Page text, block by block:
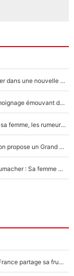
F1 - Alpine signe un accord «impensable» et va entrer dans une nouvelle dimension : Grande nouvelle pour Pierre Gasly !
F1 : « Je lui ai fait un câlin, puis j’ai dû partir...», le témoignage émouvant de Max Verstappen sur sa fille
F1 : Charles Leclerc surpris par les paparazzis avec sa femme, les rumeurs étaient vraies !
Comme pour le final du Tour de France, Esteban Ocon propose un Grand Prix de Formule 1 à Paris : «Autour de l’Arc de Triomphe, ce serait génial» !
Nouvelle rumeur autour de la santé de Michael Schumacher : Sa femme Corinna sort du silence
Mis de côté par Fabien Galthié, un joueur du XV de France partage sa frustration : «ils ne me l’ont pas dit tout de suite»